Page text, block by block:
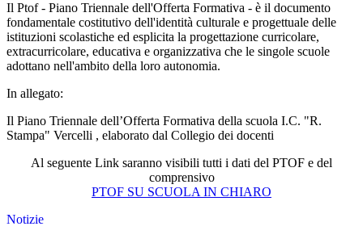
Il Ptof - Piano Triennale dell'Offerta Formativa - è il documento
fondamentale costitutivo dell'identità culturale e progettuale delle
istituzioni scolastiche ed esplicita la progettazione curricolare,
extracurricolare, educativa e organizzativa che le singole scuole
adottano nell'ambito della loro autonomia.
In allegato:
Il Piano Triennale dell’Offerta Formativa della scuola I.C. "R.
Stampa" Vercelli , elaborato dal Collegio dei docenti
Al seguente Link saranno visibili tutti i dati del PTOF e del
comprensivo
PTOF SU SCUOLA IN CHIARO
Notizie